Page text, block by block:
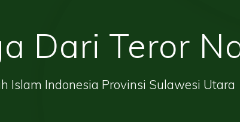
Dari Teror
Islam Indonesia Provinsi Sulawesi Utara